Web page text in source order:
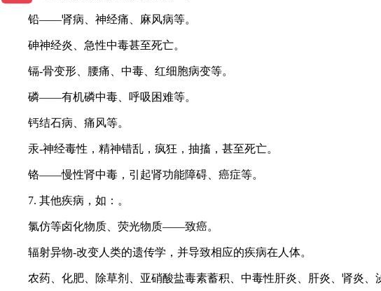
铅——肾病、神经痛、麻风病等。
砷神经炎、急性中毒甚至死亡。
镉-骨变形、腰痛、中毒、红细胞病变等。
磷——有机磷中毒、呼吸困难等。
钙结石病、痛风等。
汞-神经毒性，精神错乱，疯狂，抽搐，甚至死亡。
铬——慢性肾中毒，引起肾功能障碍、癌症等。
7. 其他疾病，如：。
氯仿等卤化物质、荧光物质——致癌。
辐射异物-改变人类的遗传学，并导致相应的疾病在人体。
农药、化肥、除草剂、亚硝酸盐毒素蓄积、中毒性肝炎、肝炎、肾炎、